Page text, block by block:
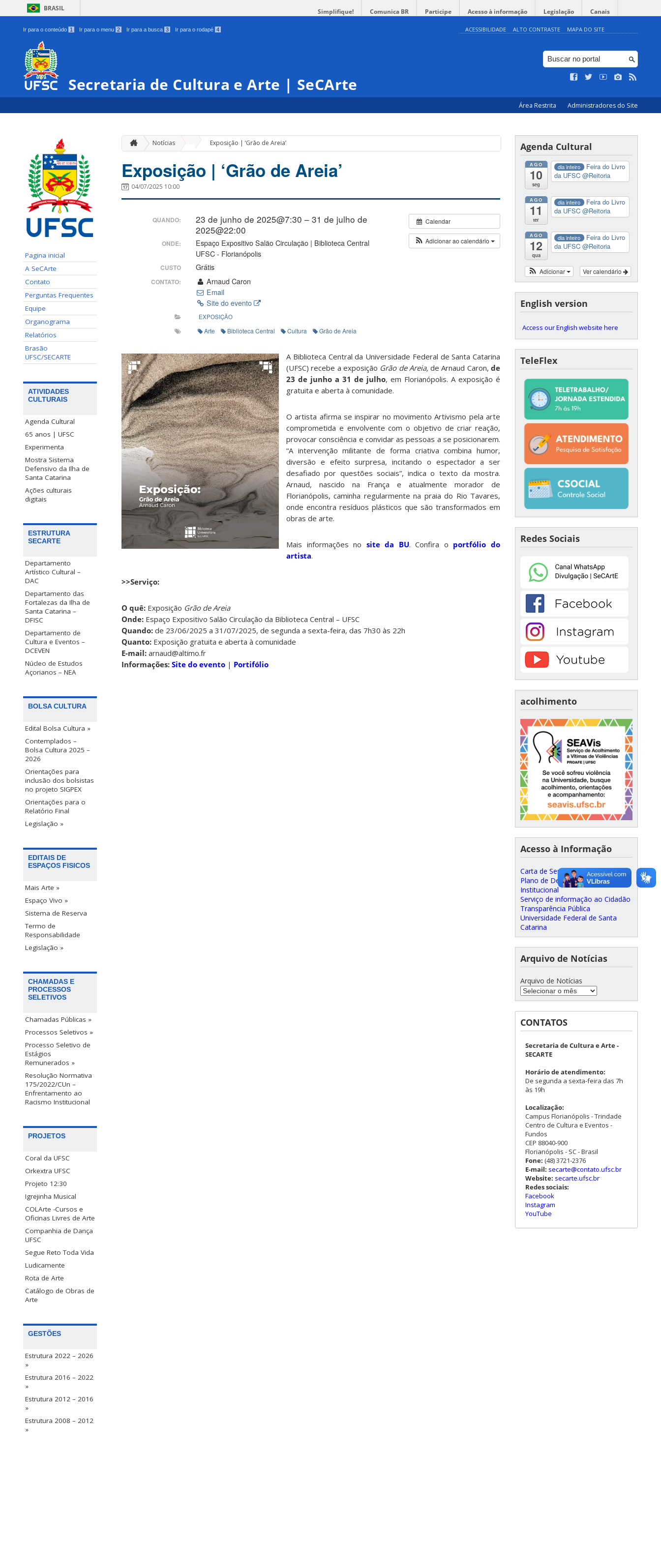
BRASIL Simplifique! Comunica BR Participe Acesso à informação Legislação Canais
Ir para o conteúdo 1 Ir para o menu 2 Ir para a busca 3 Ir para o rodapé 4 ACESSIBILIDADE ALTO CONTRASTE MAPA DO SITE
Secretaria de Cultura e Arte | SeCArte
Área Restrita Administradores do Site
Pagina inicial
A SeCArte
Contato
Perguntas Frequentes
Equipe
Organograma
Relatórios
Brasão
UFSC/SECARTE
ATIVIDADES
CULTURAIS
Agenda Cultural
65 anos | UFSC
Experimenta
Mostra Sistema
Defensivo da Ilha de
Santa Catarina
Ações culturais
digitais
ESTRUTURA
SECARTE
Departamento
Artístico Cultural –
DAC
Departamento das
Fortalezas da Ilha de
Santa Catarina –
DFISC
Departamento de
Cultura e Eventos –
DCEVEN
Núcleo de Estudos
Açorianos – NEA
BOLSA CULTURA
Edital Bolsa Cultura »
Contemplados –
Bolsa Cultura 2025 –
2026
Orientações para
inclusão dos bolsistas
no projeto SIGPEX
Orientações para o
Relatório Final
Legislação »
EDITAIS DE
ESPAÇOS FISICOS
Mais Arte »
Espaço Vivo »
Sistema de Reserva
Termo de
Responsabilidade
Legislação »
CHAMADAS E
PROCESSOS
SELETIVOS
Chamadas Públicas »
Processos Seletivos »
Processo Seletivo de
Estágios
Remunerados »
Resolução Normativa
175/2022/CUn –
Enfrentamento ao
Racismo Institucional
PROJETOS
Coral da UFSC
Orkextra UFSC
Projeto 12:30
Igrejinha Musical
COLArte -Cursos e
Oficinas Livres de Arte
Companhia de Dança
UFSC
Segue Reto Toda Vida
Ludicamente
Rota de Arte
Catálogo de Obras de
Arte
GESTÕES
Estrutura 2022 – 2026
»
Estrutura 2016 – 2022
»
Estrutura 2012 – 2016
»
Estrutura 2008 – 2012
»
Notícias Exposição | ‘Grão de Areia’
Exposição | ‘Grão de Areia’
04/07/2025 10:00
Calendar
Adicionar ao calendário
QUANDO:
23 de junho de 2025@7:30 – 31 de julho de
2025@22:00
ONDE:
Espaço Expositivo Salão Circulação | Biblioteca Central
UFSC - Florianópolis
CUSTO Grátis
CONTATO:
Arnaud Caron
Email
Site do evento
EXPOSIÇÃO
Arte Biblioteca Central Cultura Grão de Areia
A Biblioteca Central da Universidade Federal de Santa Catarina
(UFSC) recebe a exposição Grão de Areia, de Arnaud Caron,de
23 de junho a 31 de julho, em Florianópolis. A exposição é
gratuita e aberta à comunidade.
O artista afirma se inspirar no movimento Artivismo pela arte
comprometida e envolvente com o objetivo de criar reação,
provocar consciência e convidar as pessoas a se posicionarem.
“A intervenção militante de forma criativa combina humor,
diversão e efeito surpresa, incitando o espectador a ser
desafiado por questões sociais”, indica o texto da mostra.
Arnaud, nascido na França e atualmente morador de
Florianópolis, caminha regularmente na praia do Rio Tavares,
onde encontra resíduos plásticos que são transformados em
obras de arte.
Mais informações no site da BU. Confira o portfólio do
artista.
>>Serviço:
O quê: Exposição Grão de Areia
Onde: Espaço Expositivo Salão Circulação da Biblioteca Central – UFSC
Quando: de 23/06/2025 a 31/07/2025, de segunda a sexta-feira, das 7h30 às 22h
Quanto: Exposição gratuita e aberta à comunidade
E-mail: arnaud@altimo.fr
Informações: Site do evento | Portifólio
Agenda Cultural
AGO
10
seg
dia inteiro
Feira do Livro
da UFSC @Reitoria
AGO
11
ter
dia inteiro
Feira do Livro
da UFSC @Reitoria
AGO
12
qua
dia inteiro
Feira do Livro
da UFSC @Reitoria
Ver calendário
Adicionar
English version
Access our English website here
TeleFlex
Redes Sociais
acolhimento
Acesso à Informação
Carta de Serviços ao Cidadão
Plano de Desenvolvimento
Institucional
Serviço de informação ao Cidadão
Transparência Pública
Universidade Federal de Santa
Catarina
Arquivo de Notícias
Arquivo de Notícias
CONTATOS
Secretaria de Cultura e Arte -
SECARTE
Horário de atendimento:
De segunda a sexta-feira das 7h
às 19h
Localização:
Campus Florianópolis - Trindade
Centro de Cultura e Eventos -
Fundos
CEP 88040-900
Florianópolis - SC - Brasil
Fone: (48) 3721-2376
E-mail: secarte@contato.ufsc.br
Website: secarte.ufsc.br
Redes sociais:
Facebook
Instagram
YouTube